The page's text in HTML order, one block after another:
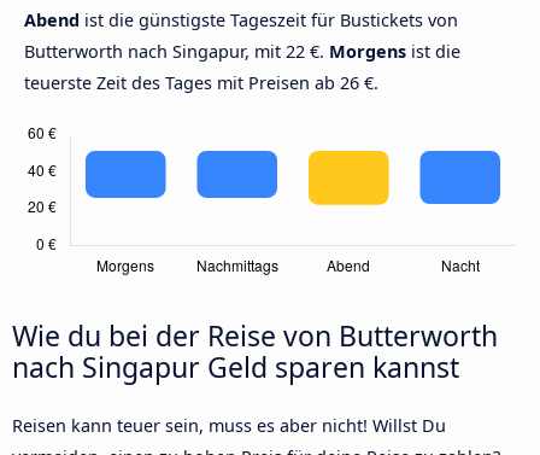
Abend ist die günstigste Tageszeit für Bustickets von
Butterworth nach Singapur, mit 22 €. Morgens ist die
teuerste Zeit des Tages mit Preisen ab 26 €.
Wie du bei der Reise von Butterworth
nach Singapur Geld sparen kannst
Reisen kann teuer sein, muss es aber nicht! Willst Du